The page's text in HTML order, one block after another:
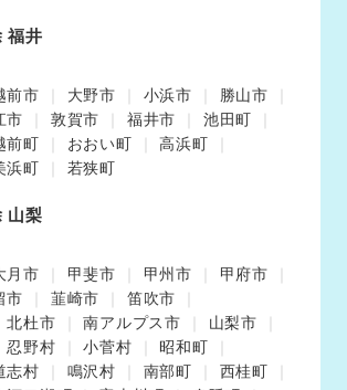
福井
前市 大野市 小浜市
勝山市
市 敦賀市 福井市
池田町
前町 おおい町
高浜町
浜町 若狭町
山梨
月市 甲斐市 甲州市
甲府市
市 韮崎市
笛吹市
北杜市 南アルプス市
山梨市
忍野村 小菅村
昭和町
志村 鳴沢村 南部町
西桂町